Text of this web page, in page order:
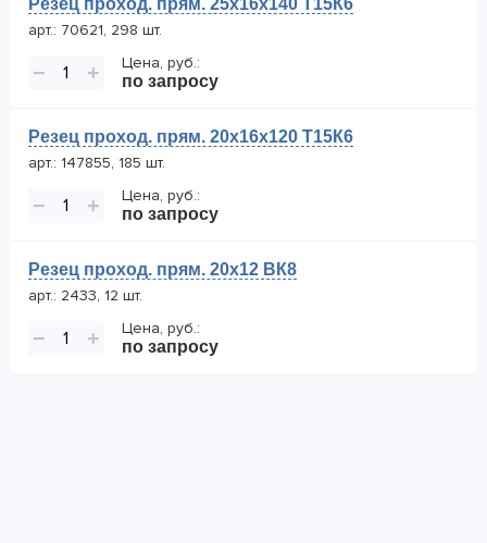
Резец проход. прям. 25х16х140 Т15К6
арт.: 70621, 298 шт.
− +
Цена, руб.:
по запросу
Резец проход. прям. 20х16х120 Т15К6
арт.: 147855, 185 шт.
− +
Цена, руб.:
по запросу
Резец проход. прям. 20х12 ВК8
арт.: 2433, 12 шт.
− +
Цена, руб.:
по запросу